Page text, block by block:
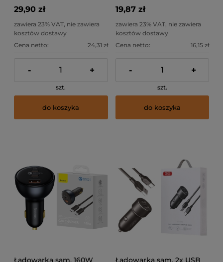
29,90 zł
zawiera 23% VAT, nie zawiera
kosztów dostawy
Cena netto:
24,31 zł
- +
szt.
do koszyka
19,87 zł
zawiera 23% VAT, nie zawiera
kosztów dostawy
Cena netto:
16,15 zł
- +
szt.
do koszyka
Ładowarka sam. 160W
Ładowarka sam. 2x USB